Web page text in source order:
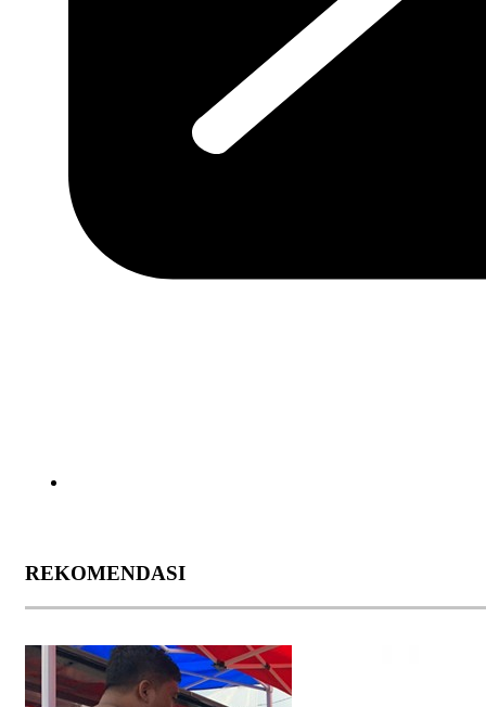
REKOMENDASI